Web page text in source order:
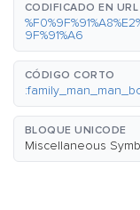
CODIFICADO EN URL
9F%91%A6
CÓDIGO CORTO
BLOQUE UNICODE
Miscellaneous